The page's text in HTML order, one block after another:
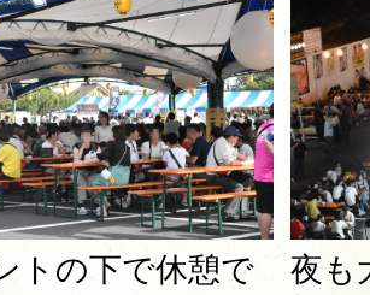
トの下で休憩で
夜も